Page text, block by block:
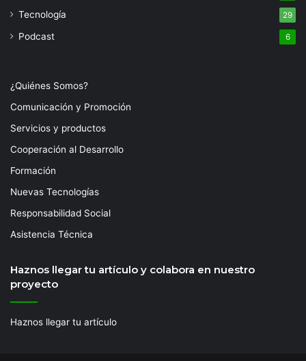
Tecnología 29
Podcast 6
¿Quiénes Somos?
Comunicación y Promoción
Servicios y productos
Cooperación al Desarrollo
Formación
Nuevas Tecnologías
Responsabilidad Social
Asistencia Técnica
Haznos llegar tu artículo y colabora en nuestro
proyecto
Haznos llegar tu artículo